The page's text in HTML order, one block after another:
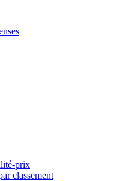
prix
classement